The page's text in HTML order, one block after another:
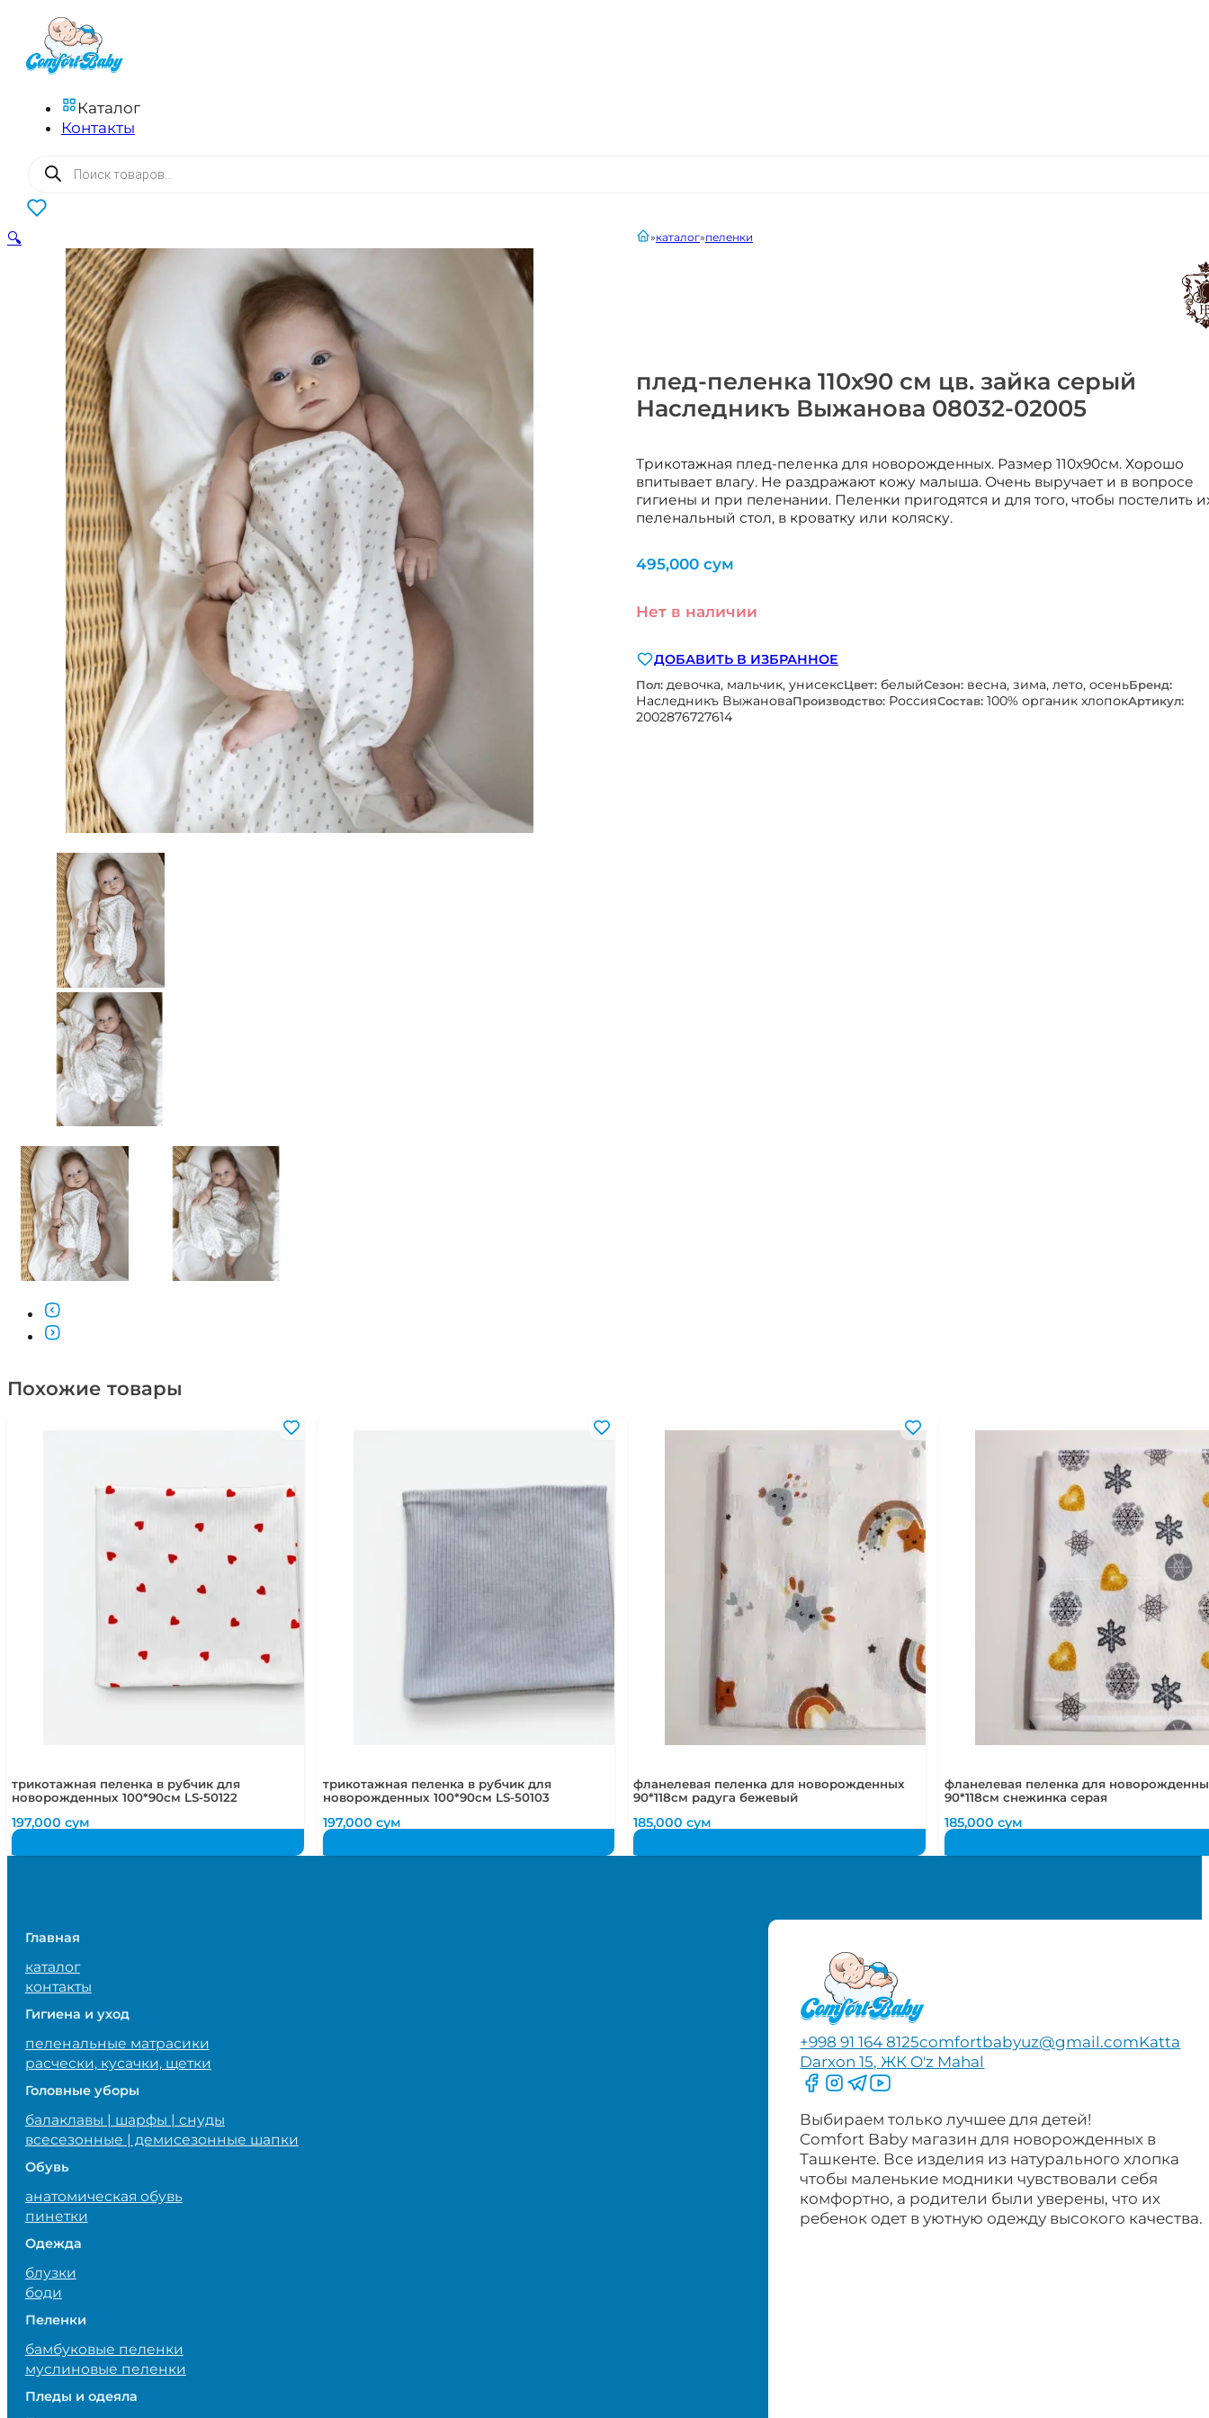
Каталог
Контакты
Поиск
товаров
0
плед-пеленка 110х90 см цв. зайка серый
Наследникъ Выжанова 08032-02005
Трикотажная плед-пеленка для новорожденных. Размер 110х90см. Хорошо
впитывает влагу. Не раздражают кожу малыша. Очень выручает и в вопросе
гигиены и при пеленании. Пеленки пригодятся и для того, чтобы постелить
пеленальный стол, в кроватку или коляску.
главнаякаталог пеленки
495,000 сум
Нет в наличии
ДОБАВИТЬ В ИЗБРАННОЕ
Пол: девочка, мальчик, унисексЦвет: белыйСезон: весна, зима, лето, осеньБренд:
Наследникъ ВыжановаПроизводство: РоссияСостав: 100% органик хлопокАртикул:
2002876727614
🔍
Похожие товары
трикотажная пеленка в рубчик для
новорожденных 100*90см LS-50122
197,000сум
трикотажная пеленка в рубчик для
новорожденных 100*90см LS-50103
197,000 сум
фланелевая пеленка для новорожденных
90*118см радуга бежевый
185,000сум
фланелевая пеленка для
90*118см снежинка серая
185,000 сум
Главная
каталог
контакты
Гигиена и уход
пеленальные матрасики
расчески, кусачки, щетки
Головные уборы
балаклавы | шарфы | снуды
всесезонные | демисезонные шапки
Обувь
анатомическая обувь
пинетки
Одежда
блузки
боди
Пеленки
бамбуковые пеленки
муслиновые пеленки
Пледы и одеяла
+998 91 164 8125comfortbabyuz@gmail.comKatta
Darxon 15, ЖК O'z Mahal
Следите за нами на Facebook
Следите за нами в Instagram
Следите за нами в Telegram
Следите за нами в YouTube
Выбираем только лучшее для детей!
Comfort Baby магазин для новорожденных в
Ташкенте. Все изделия из натурального хлопка
чтобы маленькие модники чувствовали себя
комфортно, а родители были уверены, что их
ребенок одет в уютную одежду высокого качества.